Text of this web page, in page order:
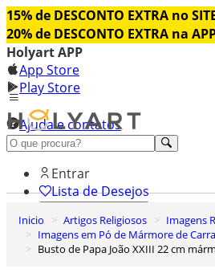
15% de DESCONTO EXTRA no
20% de DESCONTO EXTRA na
Holyart APP
App Store
Play Store
Ajuda e contatos
Conheça premium
Entrar
Lista de Desejos
0
Carrinho de Compras
Inicio Artigos Religiosos
Imagens
Imagens em Pó de Mármore de
Busto de Papa João XXIII 22 cm